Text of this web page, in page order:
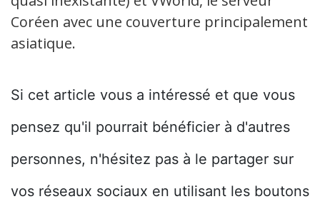
Coréen avec une couverture principalement
asiatique.
Si cet article vous a intéressé et que vous
pensez qu'il pourrait bénéficier à d'autres
personnes, n'hésitez pas à le partager sur
vos réseaux sociaux en utilisant les boutons